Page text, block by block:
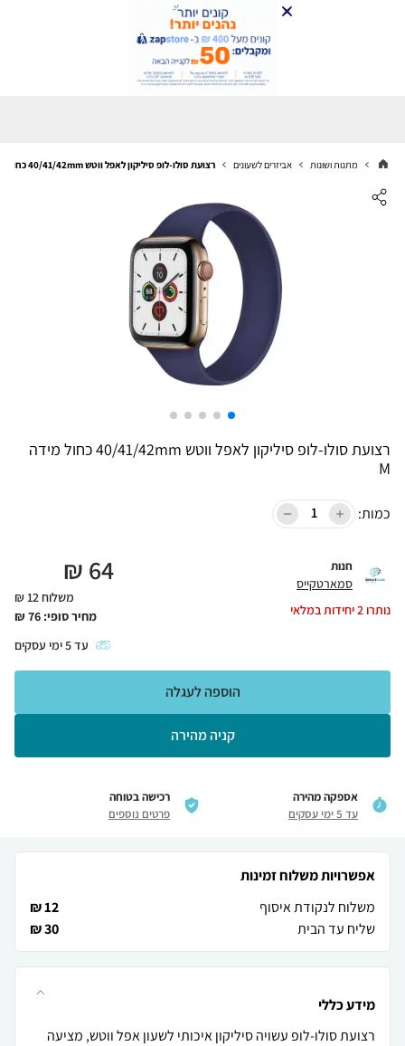
מתנות ושונות אביזרים לשעונים רצועת סולו-לופ סיליקון לאפל ווטש 40/41/42mm כחול מידה M
רצועת סולו-לופ סיליקון לאפל ווטש 40/41/42mm כחול מידה
M
כמות:
חנות
סמארטקייס
נותרו2יחידות במלאי
64
₪
משלוח 12 ₪
מחיר סופי: 76
₪
עד5ימי עסקים
קניה מהירה
הוספה לעגלה
אספקה מהירה
עד 5 ימי עסקים
רכישה בטוחה
פרטים נוספים
אפשרויות משלוח זמינות
משלוח לנקודת איסוף
12 ₪
שליח עד הבית
30 ₪
מידע כללי
רצועת סולו-לופ עשויה סיליקון איכותי לשעון אפל ווטש, מציעה